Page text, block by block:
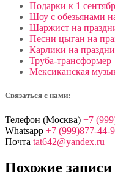
Подарки к 1
Шоу с обезьянами
Шаржист на
Песни цыган на
Карлики на
Труба-трансформер
Мексиканская
Связаться с нами:
Телефон (Москва) +7
Whatsapp +7 (999)877-44-
Почта tat642@yandex.ru
Похожие записи